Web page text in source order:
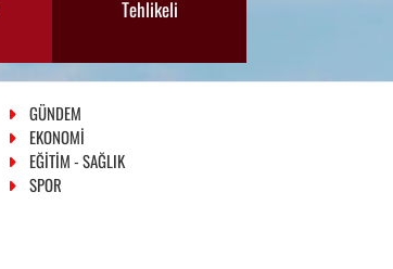
Tehlikeli
GÜNDEM
EKONOMİ
EĞİTİM - SAĞLIK
SPOR